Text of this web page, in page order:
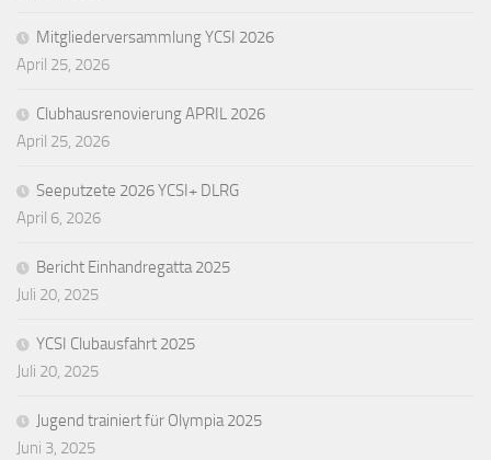
Mitgliederversammlung YCSI 2026
April 25, 2026
Clubhausrenovierung APRIL 2026
April 25, 2026
Seeputzete 2026 YCSI+ DLRG
April 6, 2026
Bericht Einhandregatta 2025
Juli 20, 2025
YCSI Clubausfahrt 2025
Juli 20, 2025
Jugend trainiert für Olympia 2025
Juni 3, 2025